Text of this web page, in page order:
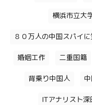
横浜市立大
８０万人の中国スパイ
婚姻工作 二重国籍
背乗り中国人
ITアナリスト深